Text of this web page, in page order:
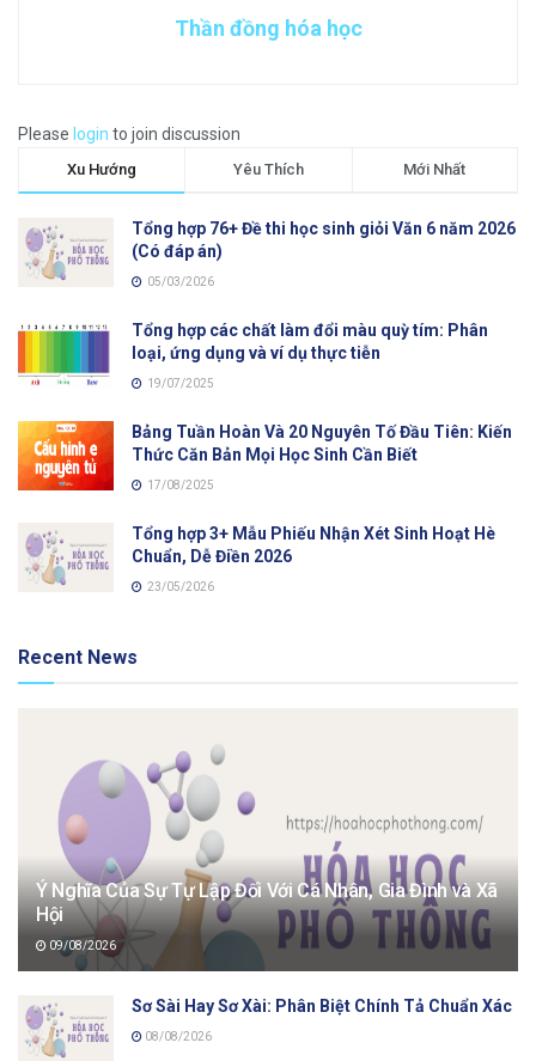
Thần đồng hóa học
Please login to join discussion
Xu Hướng Yêu Thích Mới Nhất
Tổng hợp 76+ Đề thi học sinh giỏi Văn 6 năm 2026
(Có đáp án)
05/03/2026
Tổng hợp các chất làm đổi màu quỳ tím: Phân
loại, ứng dụng và ví dụ thực tiễn
19/07/2025
Bảng Tuần Hoàn Và 20 Nguyên Tố Đầu Tiên: Kiến
Thức Căn Bản Mọi Học Sinh Cần Biết
17/08/2025
Tổng hợp 3+ Mẫu Phiếu Nhận Xét Sinh Hoạt Hè
Chuẩn, Dễ Điền 2026
23/05/2026
Recent News
Ý Nghĩa Của Sự Tự Lập Đối Với Cá Nhân, Gia Đình và Xã
Hội
09/08/2026
Sơ Sài Hay Sơ Xài: Phân Biệt Chính Tả Chuẩn Xác
08/08/2026